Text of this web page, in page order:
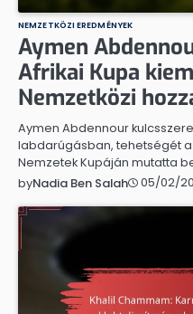
NEMZETKÖZI EREDMÉNYEK
Aymen
Afrikai Kupa
Nemzetközi
Aymen Abdennour
labdarúgásban, tehetségét
Nemzetek Kupáján mutatta
byNadia Ben Salah 05/02/